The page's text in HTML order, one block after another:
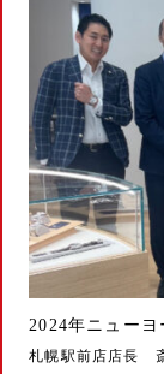
2024年ニューヨ
札幌駅前店店長